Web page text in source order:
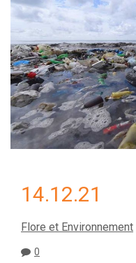
14.12.21
Flore et Environnement
0